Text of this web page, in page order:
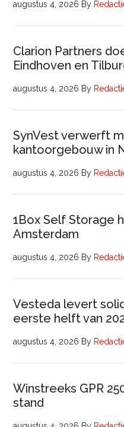
augustus 4, 2026 By
Clarion Partners
Eindhoven en
augustus 4, 2026 By
SynVest verwerft
kantoorgebouw in
augustus 4, 2026 By
1Box Self Storage
Amsterdam
augustus 4, 2026 By
Vesteda levert
eerste helft van
augustus 4, 2026 By
Winstreeks GPR
stand